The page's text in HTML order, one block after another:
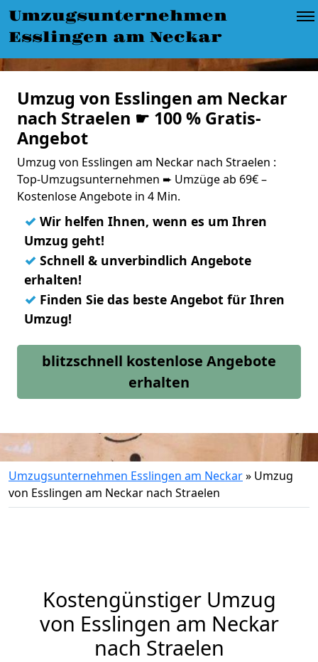
Umzugsunternehmen
Esslingen am Neckar
Umzug von Esslingen am Neckar
nach Straelen ☛ 100 % Gratis-
Angebot
Umzug von Esslingen am Neckar nach Straelen :
Top-Umzugsunternehmen ➨ Umzüge ab 69€ –
Kostenlose Angebote in 4 Min.
✓ Wir helfen Ihnen, wenn es um Ihren
Umzug geht!
✓ Schnell & unverbindlich Angebote
erhalten!
✓ Finden Sie das beste Angebot für Ihren
Umzug!
blitzschnell kostenlose Angebote
erhalten
Umzugsunternehmen Esslingen am Neckar» Umzug
von Esslingen am Neckar nach Straelen
Kostengünstiger Umzug
von Esslingen am Neckar
nach Straelen